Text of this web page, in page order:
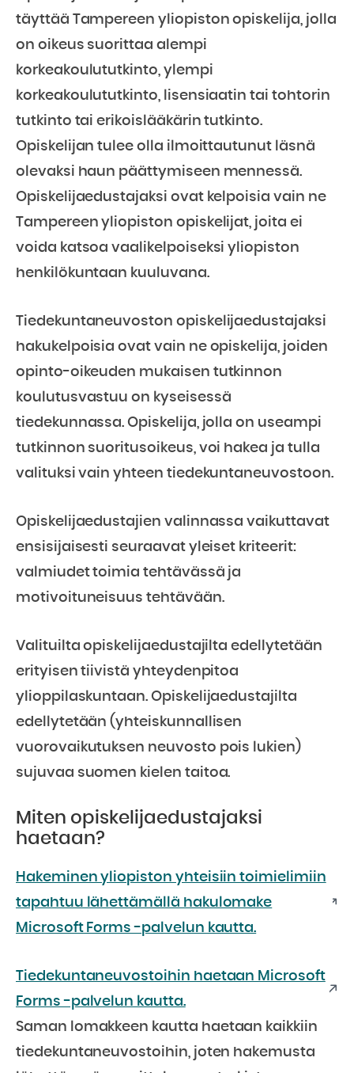
täyttää Tampereen yliopiston opiskelija, jolla
on oikeus suorittaa alempi
korkeakoulututkinto, ylempi
korkeakoulututkinto, lisensiaatin tai tohtorin
tutkinto tai erikoislääkärin tutkinto.
Opiskelijan tulee olla ilmoittautunut läsnä
olevaksi haun päättymiseen mennessä.
Opiskelijaedustajaksi ovat kelpoisia vain ne
Tampereen yliopiston opiskelijat, joita ei
voida katsoa vaalikelpoiseksi yliopiston
henkilökuntaan kuuluvana.
Tiedekuntaneuvoston opiskelijaedustajaksi
hakukelpoisia ovat vain ne opiskelija, joiden
opinto-oikeuden mukaisen tutkinnon
koulutusvastuu on kyseisessä
tiedekunnassa. Opiskelija, jolla on useampi
tutkinnon suoritusoikeus, voi hakea ja tulla
valituksi vain yhteen tiedekuntaneuvostoon.
Opiskelijaedustajien valinnassa vaikuttavat
ensisijaisesti seuraavat yleiset kriteerit:
valmiudet toimia tehtävässä ja
motivoituneisuus tehtävään.
Valituilta opiskelijaedustajilta edellytetään
erityisen tiivistä yhteydenpitoa
ylioppilaskuntaan. Opiskelijaedustajilta
edellytetään (yhteiskunnallisen
vuorovaikutuksen neuvosto pois lukien)
sujuvaa suomen kielen taitoa.
Miten opiskelijaedustajaksi
haetaan?
Hakeminen yliopiston yhteisiin toimielimiin
tapahtuu lähettämällä hakulomake
Microsoft Forms -palvelun kautta.
Tiedekuntaneuvostoihin haetaan Microsoft
Forms -palvelun kautta.
Saman lomakkeen kautta haetaan kaikkiin
tiedekuntaneuvostoihin, joten hakemusta